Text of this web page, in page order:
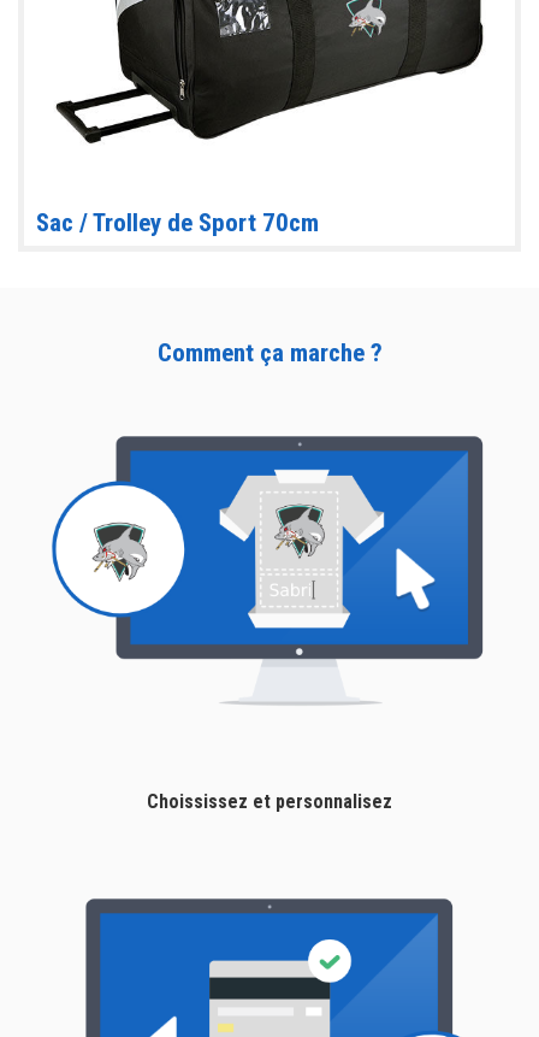
Sac / Trolley de Sport 70cm
Comment ça marche ?
Choississez et personnalisez